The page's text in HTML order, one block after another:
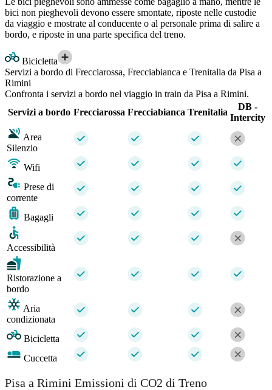
bici non pieghevoli devono essere smontate, riposte nelle custodie
da viaggio e mostrate al conducente o al personale prima di salire a
bordo, e riposte in una parte specifica del treno.
Bicicletta
Servizi a bordo di Frecciarossa, Frecciabianca e Trenitalia da Pisa a
Rimini
Confronta i servizi a bordo nel viaggio in train da Pisa a Rimini.
Servizi a bordo Frecciarossa Frecciabianca Trenitalia
DB -
Intercity
Area
Silenzio
Wifi
Prese di
corrente
Bagagli
Accessibilità
Ristorazione a
bordo
Aria
condizionata
Bicicletta
Cuccetta
Pisa a Rimini Emissioni di CO2 di Treno